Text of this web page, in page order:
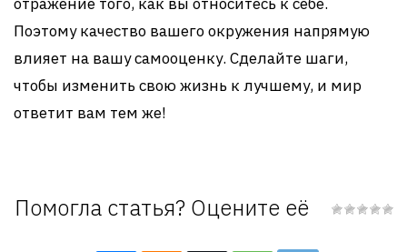
Поэтому качество вашего окружения напрямую
влияет на вашу самооценку. Сделайте шаги,
чтобы изменить свою жизнь к лучшему, и мир
ответит вам тем же!
Помогла статья? Оцените её